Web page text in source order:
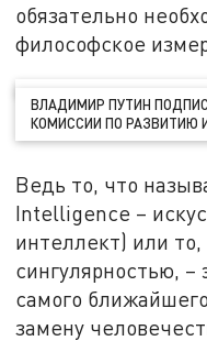
обязательно
философское
ВЛАДИМИР ПУТИН
КОМИССИИ ПО РАЗВИТИЮ
Ведь то, что
Intelligence –
интеллект) или
сингулярностью,
самого
замену